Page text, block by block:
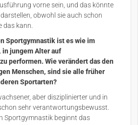
vorne sein, und das könnte
obwohl sie auch schon
das kann.
Sportgymnastik ist es wie im
jungem Alter auf
performen. Wie verändert das den
Menschen, sind sie alle früher
Sportarten?
aber disziplinierter und in
sehr verantwortungsbewusst.
Sportgymnastik beginnt das